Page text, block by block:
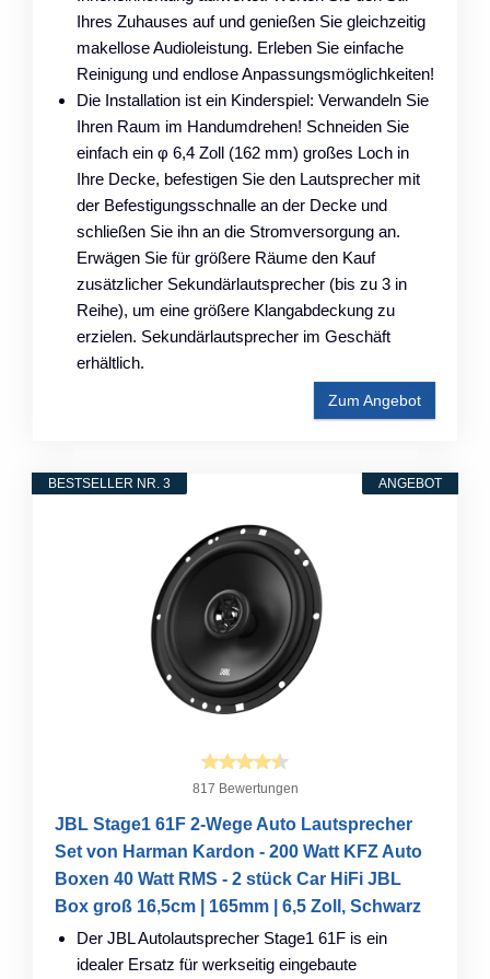
Ihres Zuhauses auf und genießen Sie gleichzeitig
makellose Audioleistung. Erleben Sie einfache
Reinigung und endlose Anpassungsmöglichkeiten!
Die Installation ist ein Kinderspiel: Verwandeln Sie
Ihren Raum im Handumdrehen! Schneiden Sie
einfach ein φ 6,4 Zoll (162 mm) großes Loch in
Ihre Decke, befestigen Sie den Lautsprecher mit
der Befestigungsschnalle an der Decke und
schließen Sie ihn an die Stromversorgung an.
Erwägen Sie für größere Räume den Kauf
zusätzlicher Sekundärlautsprecher (bis zu 3 in
Reihe), um eine größere Klangabdeckung zu
erzielen. Sekundärlautsprecher im Geschäft
erhältlich.
Zum Angebot
ANGEBOT
BESTSELLER NR. 3
817 Bewertungen
JBL Stage1 61F 2-Wege Auto Lautsprecher
Set von Harman Kardon - 200 Watt KFZ Auto
Boxen 40 Watt RMS - 2 stück Car HiFi JBL
Box groß 16,5cm | 165mm | 6,5 Zoll, Schwarz
Der JBL Autolautsprecher Stage1 61F is ein
idealer Ersatz für werkseitig eingebaute